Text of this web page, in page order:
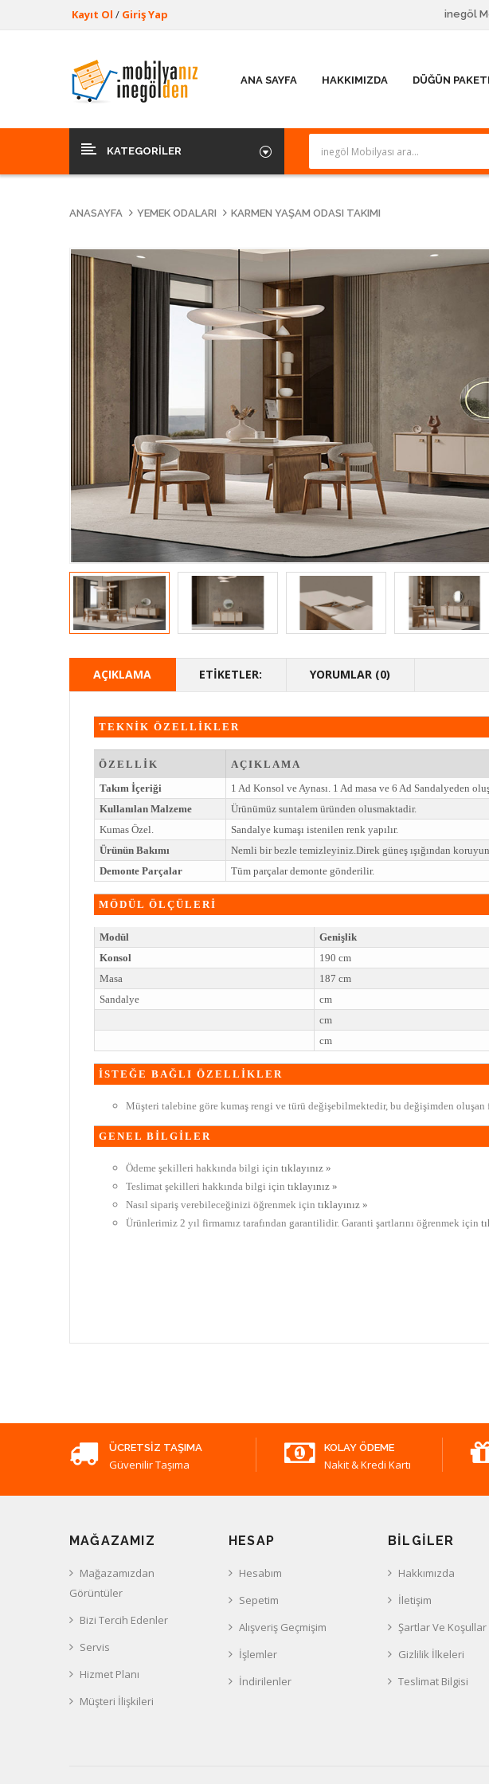
inegöl
Kayıt Ol / Giriş Yap
ANA SAYFA HAKKIMIZDA DÜĞÜN
KATEGORILER
ANASAYFA YEMEK ODALARI KARMEN YAŞAM ODASI TAKIMI
AÇIKLAMA ETIKETLER: YORUMLAR (0)
TEKNİK ÖZELLİKLER
ÖZELLİK
AÇIKLAMA
Takım İçeriği
1 Ad Konsol ve Aynası. 1 Ad masa ve 6 Ad Sandalyeden
Kullanılan Malzeme
Ürünümüz suntalem üründen olusmaktadir.
Kumas Özel.
Sandalye kumaşı istenilen renk yapılır.
Ürünün Bakımı
Nemli bir bezle temizleyiniz.Direk güneş ışığından
Demonte Parçalar
Tüm parçalar demonte gönderilir.
MÖDÜL ÖLÇÜLERİ
Modül Genişlik
Konsol
190 cm
Masa
187 cm
Sandalye
cm
cm
cm
İSTEĞE BAĞLI ÖZELLİKLER
Müşteri talebine göre kumaş rengi ve türü değişebilmektedir, bu değişimden oluşan
GENEL BİLGİLER
Ödeme şekilleri hakkında bilgi için tıklayınız »
Teslimat şekilleri hakkında bilgi için tıklayınız »
Nasıl sipariş verebileceğinizi öğrenmek için tıklayınız »
Ürünlerimiz 2 yıl firmamız tarafından garantilidir. Garanti şartlarını öğrenmek için
ÜCRETSIZ TAŞIMA
Güvenilir Taşıma
KOLAY ÖDEME
Nakit & Kredi Kartı
MAĞAZAMIZ
Mağazamızdan
Görüntüler
Bizi Tercih Edenler
Servis
Hizmet Planı
Müşteri İlişkileri
HESAP
Hesabım
Sepetim
Alışveriş Geçmişim
İşlemler
İndirilenler
BILGILER
Hakkımızda
İletişim
Şartlar Ve Koşullar
Gizlilik İlkeleri
Teslimat Bilgisi